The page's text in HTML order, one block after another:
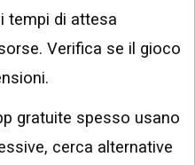
tempi di attesa
Verifica se il gioco
gratuite spesso usano
cerca alternative